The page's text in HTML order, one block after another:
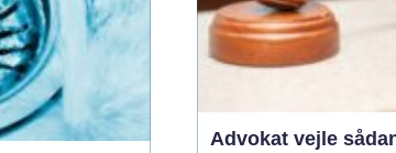
Advokat vejle sådan